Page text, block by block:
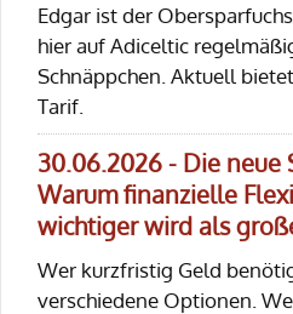
Edgar ist der
hier auf Adiceltic
Schnäppchen. Aktuell
Tarif.
30.06.2026 - Die
Warum finanzielle
wichtiger wird als
Wer kurzfristig Geld
verschiedene Optionen.